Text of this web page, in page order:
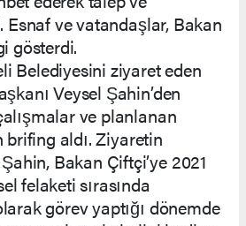
ve vatandaşlar, Bakan
gösterdi.
Belediyesini ziyaret eden
Veysel Şahin’den
ve planlanan
brifing aldı. Ziyaretin
Bakan Çiftçi’ye 2021
felaketi sırasında
görev yaptığı dönemde